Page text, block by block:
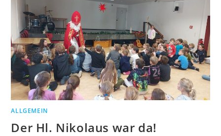
ALLGEMEIN
Der Hl. Nikolaus war da!